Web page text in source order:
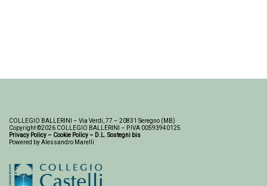
COLLEGIO BALLERINI – Via Verdi, 77 – 20831 Seregno (MB)
Copyright ©2026 COLLEGIO BALLERINI – P.IVA 00593940125
Privacy Policy– Cookie Policy– D.L. Sostegni bis
Powered by Alessandro Marelli